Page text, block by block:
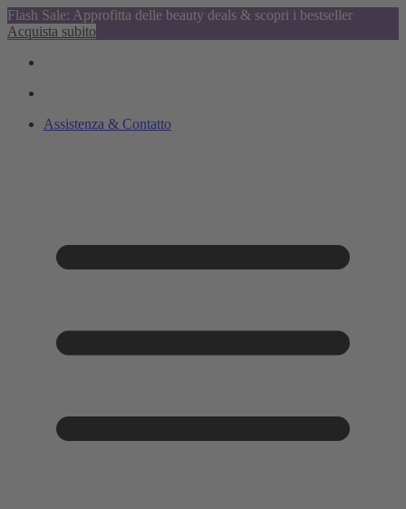
Flash Sale: Approfitta delle beauty deals & scopri i bestseller
Acquista subito
Assistenza & Contatto